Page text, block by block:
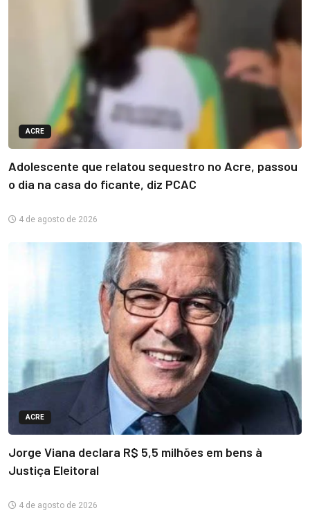
ACRE
Adolescente que relatou sequestro no Acre, passou
o dia na casa do ficante, diz PCAC
4 de agosto de 2026
ACRE
Jorge Viana declara R$ 5,5 milhões em bens à
Justiça Eleitoral
4 de agosto de 2026